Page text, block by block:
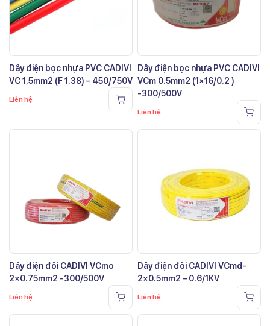
Dây điện bọc nhựa PVC CADIVI
VC 1.5mm2 (F 1.38) – 450/750V
Liên hệ
Dây điện bọc nhựa PVC CADIVI
VCm 0.5mm2 (1×16/0.2 )
-300/500V
Liên hệ
Dây điện đôi CADIVI VCmo
2×0.75mm2 -300/500V
Liên hệ
Dây điện đôi CADIVI VCmd-
2×0.5mm2 – 0.6/1KV
Liên hệ